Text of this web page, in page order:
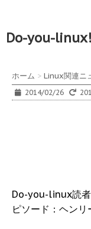
Do-you-
ホーム > Linux関連ニ
2014/02/26
Do-you-linux読
ピソード：ヘンリ